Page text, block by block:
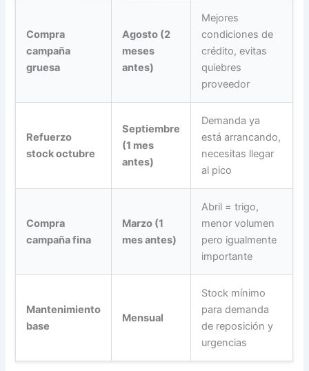
Compra
campaña
gruesa
Agosto (2
meses
antes)
Mejores
condiciones de
crédito, evitas
quiebres
proveedor
Refuerzo
stock octubre
Septiembre
(1 mes
antes)
Demanda ya
está arrancando,
necesitas llegar
al pico
Compra
campaña fina
Marzo (1
mes antes)
Abril = trigo,
menor volumen
pero igualmente
importante
Mantenimiento
base
Mensual
Stock mínimo
para demanda
de reposición y
urgencias